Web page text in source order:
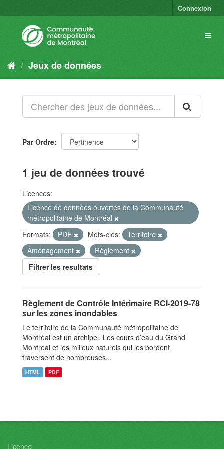
Connexion
Jeux de données
Par Ordre
1 jeu de données trouvé
Licences:
Licence de données ouvertes de la Communauté
métropolitaine de Montréal
Formats:
PDF Mots-clés:
Territoire
Aménagement
Règlement
Filtrer les resultats
Règlement de Contrôle Intérimaire RCI-2019-78
sur les zones inondables
Le territoire de la Communauté métropolitaine de
Montréal est un archipel. Les cours d’eau du Grand
Montréal et les milieux naturels qui les bordent
traversent de nombreuses...
HTML PDF
Licence